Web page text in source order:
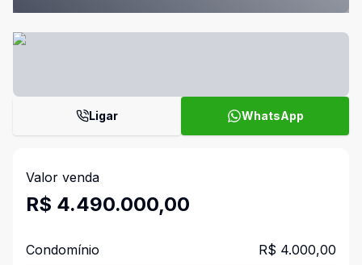
Ligar WhatsApp
Valor venda
R$ 4.490.000,00
Condomínio R$ 4.000,00